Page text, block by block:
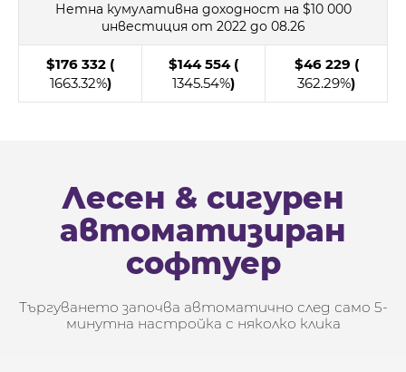
Нетна кумулативна доходност на $10 000
инвестиция от 2022 до 08.26
$176 332 (
1663.32%)
$144 554 (
1345.54%)
$46 229 (
362.29%)
Лесен & сигурен
автоматизиран
софтуер
Търгуването започва автоматично след само 5-
минутна настройка с няколко клика